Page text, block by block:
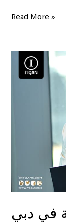
Read More »
في دبي
طريقة
شركة